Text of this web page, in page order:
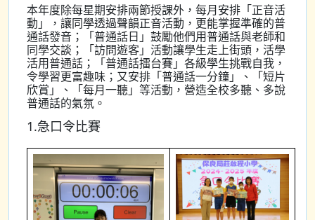
本年度除每星期安排兩節授課外，每月安排「正音活
動」，讓同學透過聲韻正音活動，更能掌握準確的普
通話發音；「普通話日」鼓勵他們用普通話與老師和
同學交談；「訪問遊客」活動讓學生走上街頭，活學
活用普通話；「普通話擂台賽」各級學生挑戰自我，
令學習更富趣味；又安排「普通話一分鐘」、「短片
欣賞」、「每月一聽」等活動，營造全校多聽、多說
普通話的氣氛。
1.急口令比賽